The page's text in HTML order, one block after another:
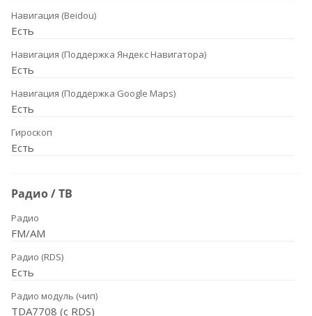
Навигация (Beidou)
Есть
Навигация (Поддержка Яндекс Навигатора)
Есть
Навигация (Поддержка Google Maps)
Есть
Гироскоп
Есть
Радио / ТВ
Радио
FM/AM
Радио (RDS)
Есть
Радио модуль (чип)
TDA7708 (с RDS)